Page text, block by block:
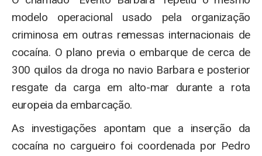
modelo operacional usado pela organização
criminosa em outras remessas internacionais de
cocaína. O plano previa o embarque de cerca de
300 quilos da droga no navio Barbara e posterior
resgate da carga em alto-mar durante a rota
europeia da embarcação.
As investigações apontam que a inserção da
cocaína no cargueiro foi coordenada por Pedro